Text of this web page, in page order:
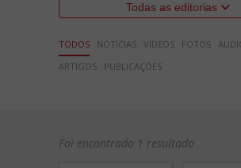
Todas as editorias
TODOS NOTÍCIAS VÍDEOS FOTOS
ARTIGOS
PUBLICAÇÕES
Foi encontrado 1 resultado